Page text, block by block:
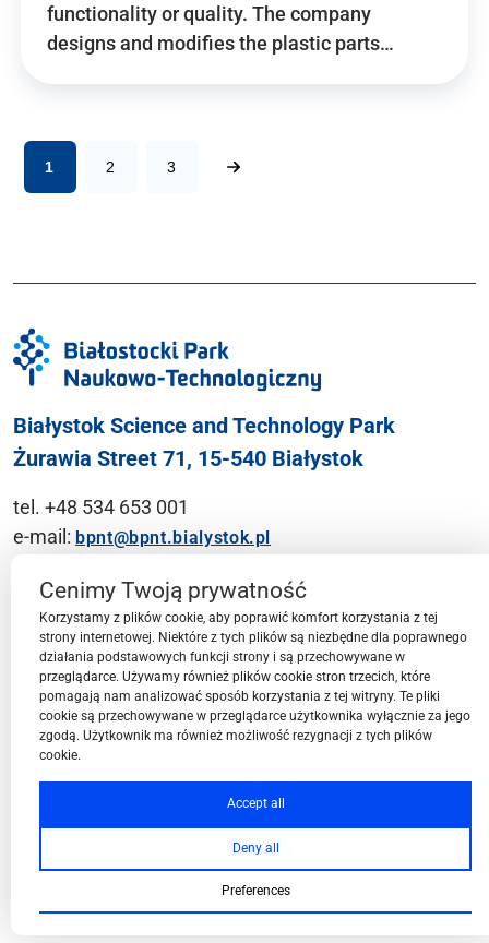
functionality or quality. The company
designs and modifies the plastic parts…
1 2 3
Białystok Science and Technology Park
Żurawia Street 71, 15-540 Białystok
tel. +48 534 653 001
e-mail: bpnt@bpnt.bialystok.pl
Contact
BPN-T Area
BPN-T Offer
Cenimy Twoją prywatność
Korzystamy z plików cookie, aby poprawić komfort korzystania z tej
strony internetowej. Niektóre z tych plików są niezbędne dla poprawnego
działania podstawowych funkcji strony i są przechowywane w
przeglądarce. Używamy również plików cookie stron trzecich, które
pomagają nam analizować sposób korzystania z tej witryny. Te pliki
cookie są przechowywane w przeglądarce użytkownika wyłącznie za jego
zgodą. Użytkownik ma również możliwość rezygnacji z tych plików
cookie.
Accept all
Deny all
Preferences